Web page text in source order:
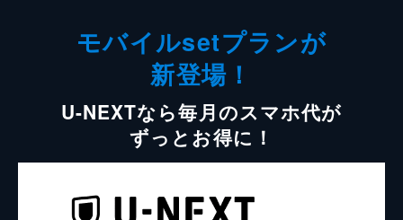
モバイルsetプランが
新登場！
U-NEXTなら毎月のスマホ代が
ずっとお得に！